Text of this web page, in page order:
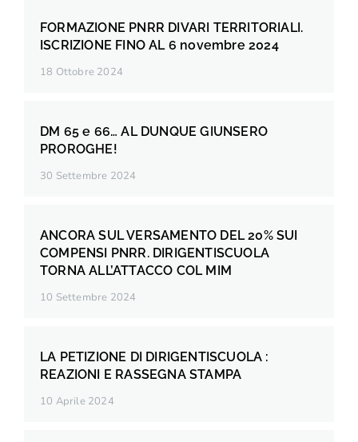
FORMAZIONE PNRR DIVARI TERRITORIALI.
ISCRIZIONE FINO AL 6 novembre 2024
18 Ottobre 2024
DM 65 e 66… AL DUNQUE GIUNSERO
PROROGHE!
30 Settembre 2024
ANCORA SUL VERSAMENTO DEL 20% SUI
COMPENSI PNRR. DIRIGENTISCUOLA
TORNA ALL’ATTACCO COL MIM
10 Settembre 2024
LA PETIZIONE DI DIRIGENTISCUOLA :
REAZIONI E RASSEGNA STAMPA
10 Aprile 2024